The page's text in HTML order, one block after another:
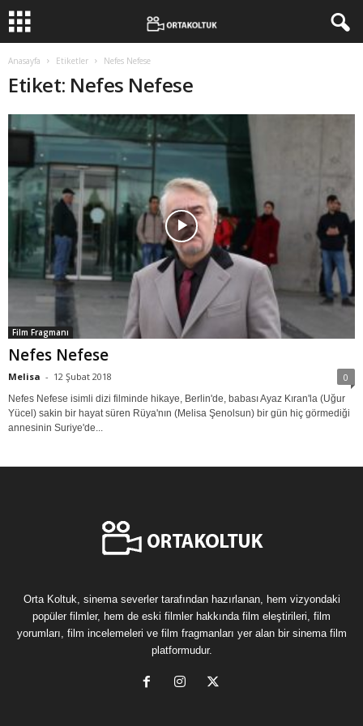
Anasayfa Etiketler Nefes Nefese
Etiket: Nefes Nefese
Film Fragmanı
Nefes Nefese
Melisa - 12 Şubat 2018 0
Nefes Nefese isimli dizi filminde hikaye, Berlin'de, babası Ayaz Kıran'la (Uğur
Yücel) sakin bir hayat süren Rüya'nın (Melisa Şenolsun) bir gün hiç görmediği
annesinin Suriye'de...
Orta Koltuk, sinema severler tarafından hazırlanan, hem vizyondaki
popüler filmler, hem de eski filmler hakkında film eleştirileri, film
yorumları, film incelemeleri ve film fragmanları yer alan bir sinema film
platformudur.